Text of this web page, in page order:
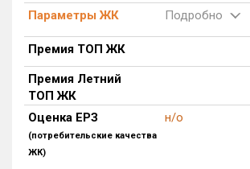
Многоквартирных домов
Блокированных домов
Квартир, апартаментов,
блоков в БД
Параметры ЖК Подробно
Премия ТОП ЖК
Премия Летний
ТОП ЖК
Оценка ЕРЗ
(потребительские качества
ЖК)
н/о